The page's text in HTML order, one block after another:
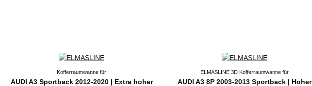
Kofferraumwanne für
AUDI A3 Sportback 2012-2020 | Extra hoher
ELMASLINE 3D Kofferraumwanne für
AUDI A3 8P 2003-2013 Sportback | Hoher